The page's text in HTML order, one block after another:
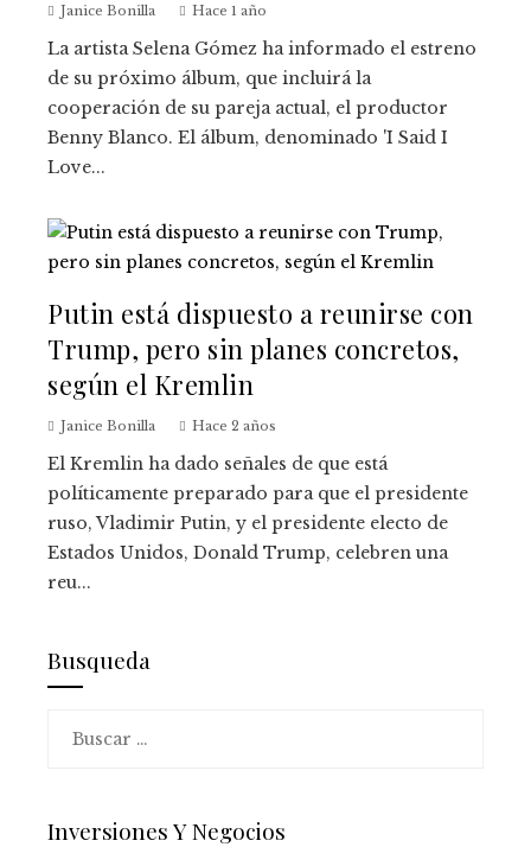
Janice Bonilla Hace 1 año
La artista Selena Gómez ha informado el estreno
de su próximo álbum, que incluirá la
cooperación de su pareja actual, el productor
Benny Blanco. El álbum, denominado 'I Said I
Love...
Putin está dispuesto a reunirse con
Trump, pero sin planes concretos,
según el Kremlin
Janice Bonilla Hace 2 años
El Kremlin ha dado señales de que está
políticamente preparado para que el presidente
ruso, Vladimir Putin, y el presidente electo de
Estados Unidos, Donald Trump, celebren una
reu...
Busqueda
Inversiones Y Negocios